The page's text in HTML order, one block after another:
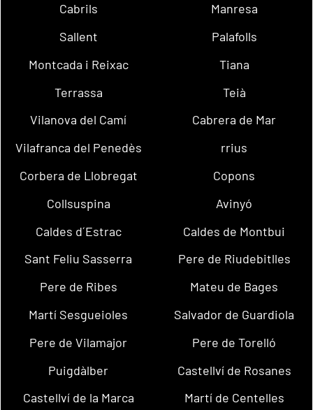
Cabrils
Manresa
Sallent
Palafolls
Montcada i Reixac
Tiana
Terrassa
Teià
Vilanova del Camí
Cabrera de Mar
Vilafranca del Penedès
rrius
Corbera de Llobregat
Copons
Collsuspina
Avinyó
Caldes d´Estrac
Caldes de Montbui
Sant Feliu Sasserra
Pere de Riudebitlles
Pere de Ribes
Mateu de Bages
Martí Sesgueioles
Salvador de Guardiola
Pere de Vilamajor
Pere de Torelló
Puigdàlber
Castellví de Rosanes
Castellví de la Marca
Martí de Centelles